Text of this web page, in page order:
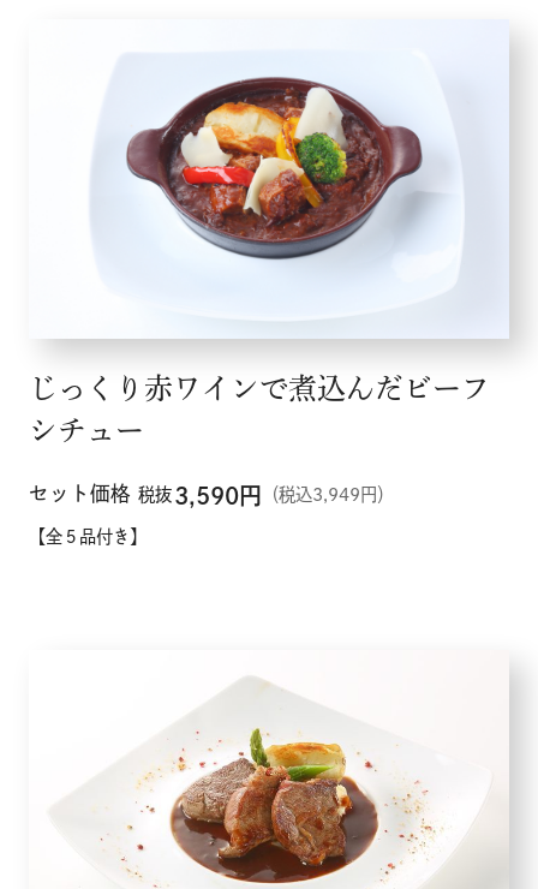
じっくり赤ワインで煮込んだビーフ
シチュー
セット価格 税抜 3,590円 （税込3,949円）
【全５品付き】